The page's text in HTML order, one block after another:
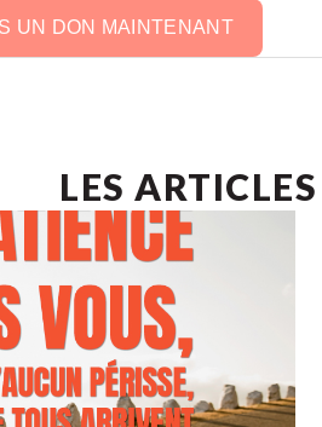
UN DON MAINTENANT
LES